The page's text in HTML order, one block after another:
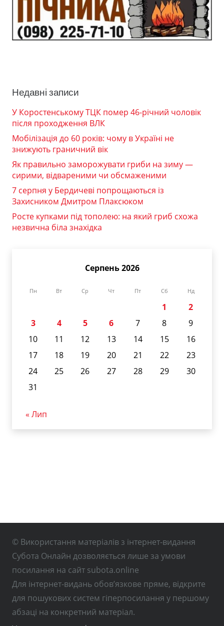
Недавні записи
У Коростенському ТЦК помер 46-річний чоловік
після проходження ВЛК
Мобілізація до 60 років: чому в Україні не
знижують граничний вік
Як правильно заморожувати гриби на зиму —
сирими, відвареними чи обсмаженими
7 серпня у Бердичеві попрощаються із
Захисником Дмитром Плаксюком
Росте купками під тополею: на який гриб схожа
незвична біла знахідка
Серпень 2026
Пн Вт Ср Чт Пт Сб Нд
1
2
3
4 5 6 7 8
9
10
11 12 13 14 15
16
17
18 19 20 21 22
23
24
25 26 27 28 29
30
31
« Лип
© Використання матеріалів з інтернет-видання
Субота Онлайн дозволяється лише за умови
посилання на сайт subota.online
Для інтернет-видань обов’язкове пряме, відкрите
для пошукових систем гіперпосилання у першому
абзаці на конкретний матеріал.